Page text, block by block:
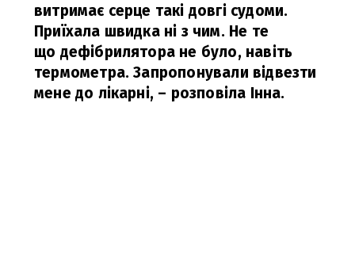
витримає серце такі довгі судоми.
Приїхала швидка ні з чим. Не те
що дефібрилятора не було, навіть
термометра. Запропонували відвезти
мене до лікарні, – розповіла Інна.